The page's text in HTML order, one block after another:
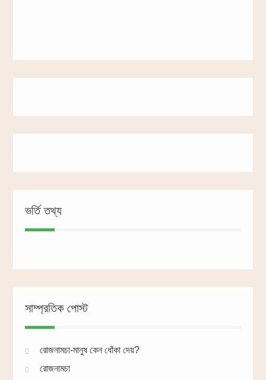
ভর্তি তথ্য
সাম্প্রতিক পোস্ট
রোজনামচা-মানুষ কেন ধোঁকা দেয়?
রোজনামচা